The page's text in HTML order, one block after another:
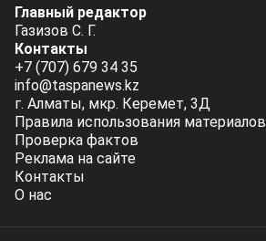
Главный редактор
Газизов С. Г.
Контакты
+7 (707) 679 34 35
info@taspanews.kz
г. Алматы, мкр. Керемет, 3Д
Правила использования материалов
Проверка фактов
Реклама на сайте
Контакты
О нас